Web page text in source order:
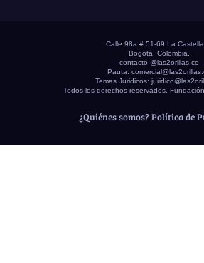
Calle 98a # 51-69 La
Bogotá, Colombia.
contacto @las2orillas.co
Pauta:
Temas Juridicos:
Todos los derechos reservados.
¿Quiénes somos? Política de